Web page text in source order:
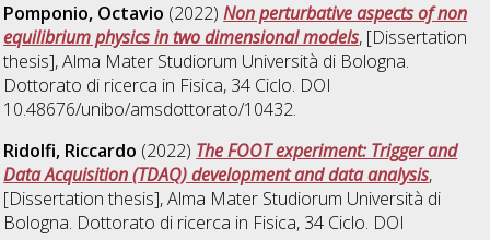
Pomponio, Octavio (2022)Non perturbative aspects of non
equilibrium physics in two dimensional models, [Dissertation
thesis], Alma Mater Studiorum Università di Bologna.
Dottorato di ricerca in Fisica, 34 Ciclo. DOI
10.48676/unibo/amsdottorato/10432.
Ridolfi, Riccardo (2022) The FOOT experiment: Trigger and
Data Acquisition (TDAQ) development and data analysis,
[Dissertation thesis], Alma Mater Studiorum Università di
Bologna. Dottorato di ricerca in Fisica, 34 Ciclo. DOI